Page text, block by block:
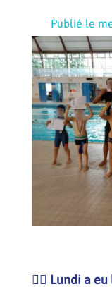
Publié le
🏊‍♂️ Lundi a